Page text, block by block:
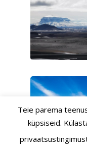
Teie parema
küpsiseid.